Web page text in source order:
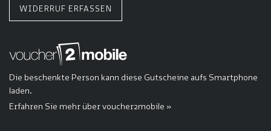
WIDERRUF ERFASSEN
Die beschenkte Person kann diese Gutscheine aufs Smartphone
laden.
Erfahren Sie mehr über voucher2mobile »